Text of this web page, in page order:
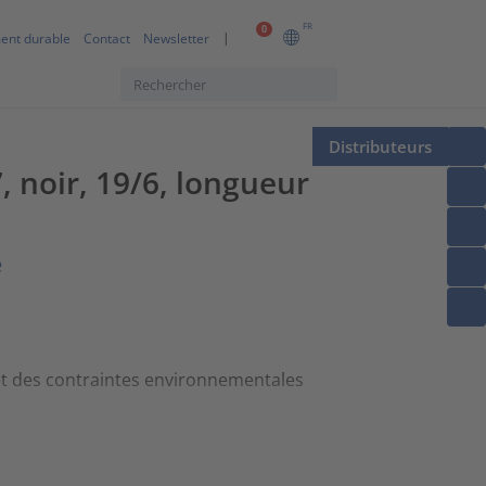
0 FR
durable Contact Newsletter
Distributeurs
noir, 19/6, longueur
des contraintes environnementales